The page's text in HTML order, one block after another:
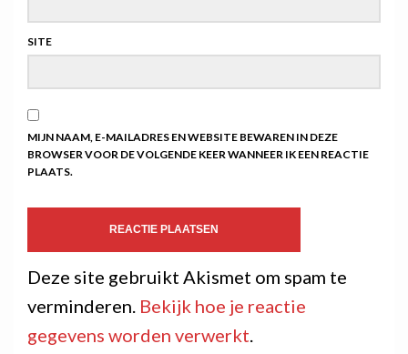
SITE
MIJN NAAM, E-MAILADRES EN WEBSITE BEWAREN IN DEZE
BROWSER VOOR DE VOLGENDE KEER WANNEER IK EEN REACTIE
PLAATS.
Deze site gebruikt Akismet om spam te
verminderen. Bekijk hoe je reactie
gegevens worden verwerkt.